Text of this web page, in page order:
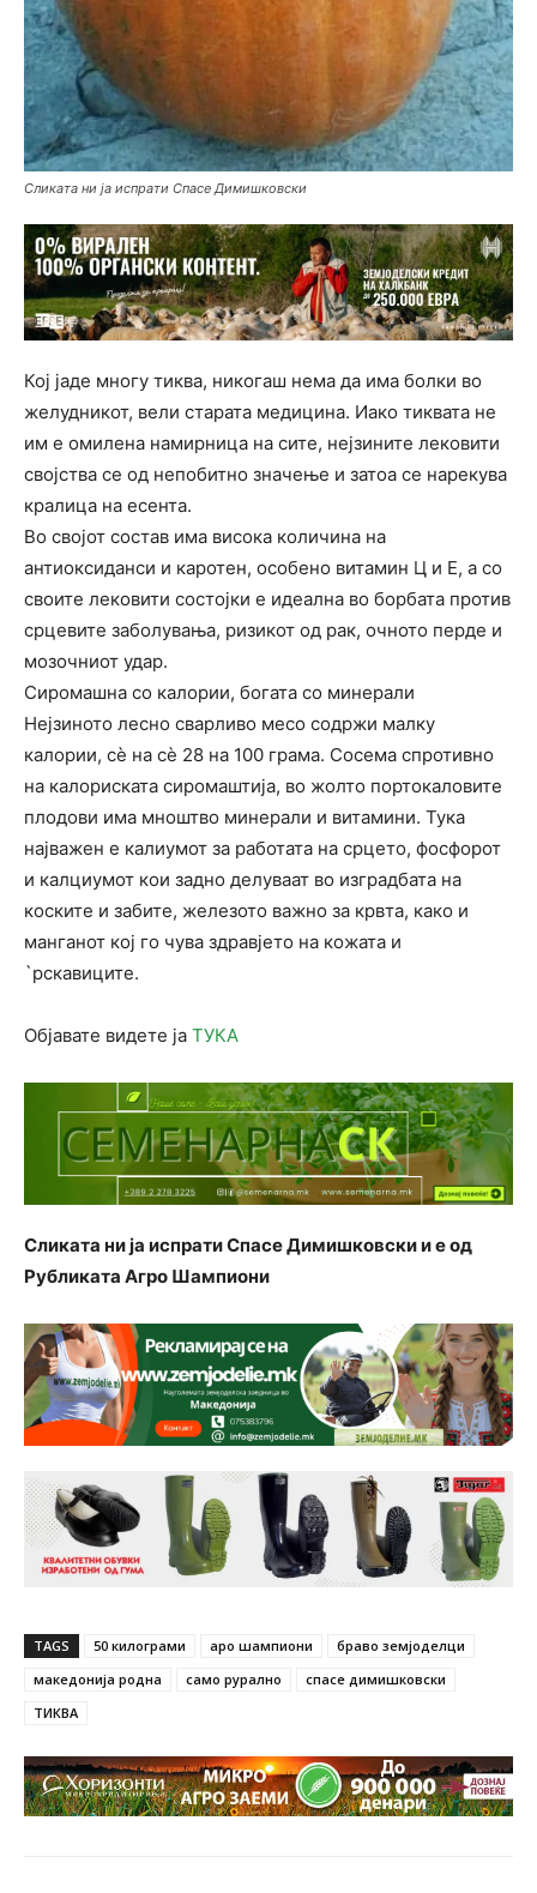
Сликата ни ја испрати Спасе Димишковски
Кој јаде многу тиква, никогаш нема да има болки во
желудникот, вели старата медицина. Иако тиквата не
им е омилена намирница на сите, нејзините лековити
својства се од непобитно значење и затоа се нарекува
кралица на есента.
Во својот состав има висока количина на
антиоксиданси и каротен, особено витамин Ц и Е, а со
своите лековити состојки е идеална во борбата против
срцевите заболувања, ризикот од рак, очното перде и
мозочниот удар.
Сиромашна со калории, богата со минерали
Нејзиното лесно сварливо месо содржи малку
калории, сè на сè 28 на 100 грама. Сосема спротивно
на калориската сиромаштија, во жолто портокаловите
плодови има мноштво минерали и витамини. Тука
најважен е калиумот за работата на срцето, фосфорот
и калциумот кои задно делуваат во изградбата на
коските и забите, железото важно за крвта, како и
манганот кој го чува здравјето на кожата и
`рскавиците.
Објавате видете ја ТУКА
Сликата ни ја испрати Спасе Димишковски и е од
Рубликата Агро Шампиони
TAGS 50 килограми аро шампиони
браво земјоделци
македонија родна
само рурално
спасе димишковски
ТИКВА